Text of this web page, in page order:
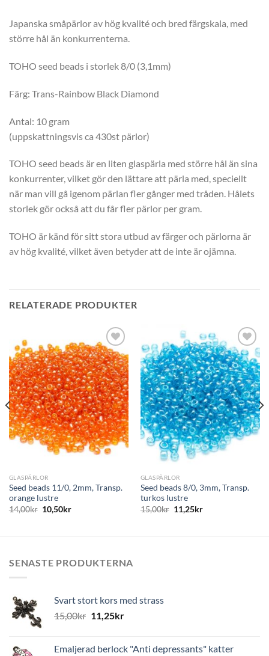
Japanska småpärlor av hög kvalité och bred färgskala, med
större hål än konkurrenterna.
TOHO seed beads i storlek 8/0 (3,1mm)
Färg: Trans-Rainbow Black Diamond
Antal: 10 gram
(uppskattningsvis ca 430st pärlor)
TOHO seed beads är en liten glaspärla med större hål än sina
konkurrenter, vilket gör den lättare att pärla med, speciellt
när man vill gå igenom pärlan fler gånger med tråden. Hålets
storlek gör också att du får fler pärlor per gram.
TOHO är känd för sitt stora utbud av färger och pärlorna är
av hög kvalité, vilket även betyder att de inte är ojämna.
RELATERADE PRODUKTER
Lägg
till i
önskelistan
GLASPÄRLOR
Seed beads 11/0, 2mm, Transp.
orange lustre
14,00kr 10,50kr
Lägg
till i
önskelistan
GLASPÄRLOR
Seed beads 8/0, 3mm, Transp.
turkos lustre
15,00kr 11,25kr
SENASTE PRODUKTERNA
Svart stort kors med strass
15,00kr 11,25kr
Emaljerad berlock "Anti depressants" katter